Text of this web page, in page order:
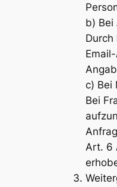
b) Bei
c) Bei
Bei
Art. 6